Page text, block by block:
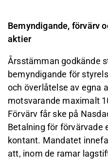
Bemyndigande, förvärv
aktier
Årsstämman godkände
bemyndigande för
och överlåtelse av egna
motsvarande maximalt
Förvärv får ske på
Betalning för förvärvade
kontant. Mandatet
att, inom de ramar